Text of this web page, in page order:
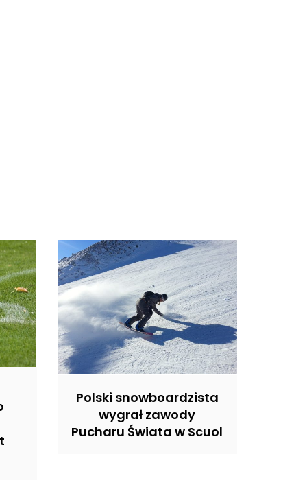
Polski snowboardzista
wygrał zawody
Pucharu Świata w Scuol